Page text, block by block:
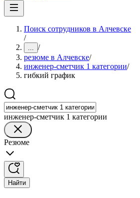
Поиск сотрудников в Алчевске
/
... /
резюме в Алчевске/
инженер-сметчик 1 категории/
гибкий график
инженер-сметчик 1 категории
Резюме
Найти